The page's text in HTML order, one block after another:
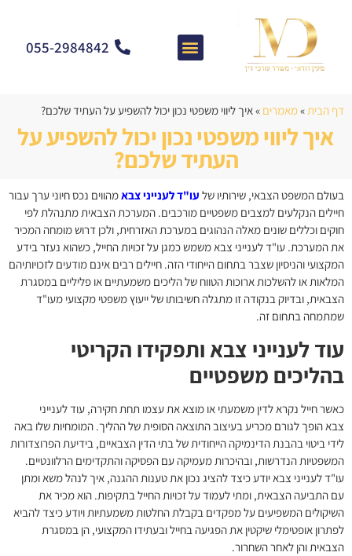
055-2984842
דף הבית»מאמרים »איך ליווי משפטי נכון יכול להשפיע על העתיד שלכם?
איך ליווי משפטי נכון יכול להשפיע על
העתיד שלכם?
בעולם המשפט הצבאי, שירותיו של עו"ד לענייני צבאמהווים נכס חיוני ערך עבור
חיילים הנקלעים למצבים משפטיים מורכבים. המערכת הצבאית מתנהלת לפי
חוקים וכללים שונים מאלה הנהוגים במערכת האזרחית, ולכן דרוש מומחה המכיר
את המערכת. עו"ד לענייני צבא משמש כמגן על זכויות החייל, כשהוא נעזר בידע
המקצועי והניסיון שצבר בתחום הייחודי הזה. חיילים רבים אינם מודעים לזכויותיהם
המלאות או להשלכות ארוכות הטווח של הליכים משמעתיים או פליליים במסגרת
הצבאית, ובדיוק בנקודה זו מתגלה חשיבותו של ייעוץ משפטי מקצועי מעו"ד
שמתמחה בתחום זה.
עוד לענייני צבא ותפקידו הקריטי
בהליכים משפטיים
כאשר חייל נקרא לדין משמעתי או מוצא את עצמו תחת חקירה, עוד לענייני
צבא הופך לגורם מכריע בעיצוב התוצאה הסופית של ההליך. המומחיות שלו באה
לידי ביטוי בהבנת הדינמיקה הייחודית של בתי הדין הצבאיים, בידיעת הפרוצדורות
המשפטיות הנדרשות, ובהיכרות מעמיקה עם הפסיקה והתקדימים הרלוונטיים.
עו"ד לענייני צבא יודע כיצד להציג נכון את טענות ההגנה, איך לנהל משא ומתן
עם התביעה הצבאית, ומתי לעמוד על זכויות החייל בתקיפות. הוא מכיר את
השיקולים המשפיעים על מפקדים בקבלת החלטות משמעתיות ויודע כיצד להביא
לפתרון אופטימלי שיקטין את הפגיעה בחייל ובעתידו המקצועי, הן במסגרת
הצבאית והן לאחר השחרור.